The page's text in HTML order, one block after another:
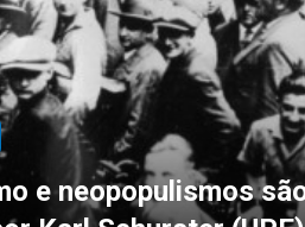
e neopopulismos